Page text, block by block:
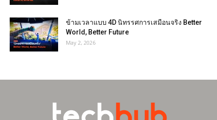
ข้ามเวลาแบบ 4D นิทรรศการเสมือนจริง Better
World, Better Future
May 2, 2026